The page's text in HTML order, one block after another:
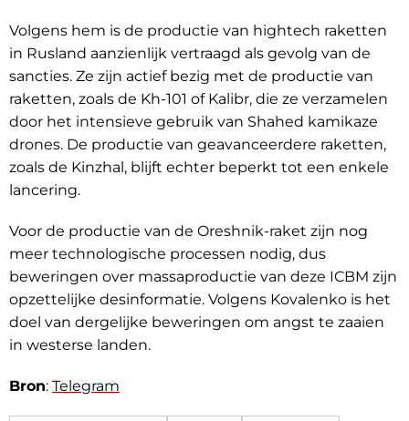
Volgens hem is de productie van hightech raketten
in Rusland aanzienlijk vertraagd als gevolg van de
sancties. Ze zijn actief bezig met de productie van
raketten, zoals de Kh-101 of Kalibr, die ze verzamelen
door het intensieve gebruik van Shahed kamikaze
drones. De productie van geavanceerdere raketten,
zoals de Kinzhal, blijft echter beperkt tot een enkele
lancering.
Voor de productie van de Oreshnik-raket zijn nog
meer technologische processen nodig, dus
beweringen over massaproductie van deze ICBM zijn
opzettelijke desinformatie. Volgens Kovalenko is het
doel van dergelijke beweringen om angst te zaaien
in westerse landen.
Bron: Telegram